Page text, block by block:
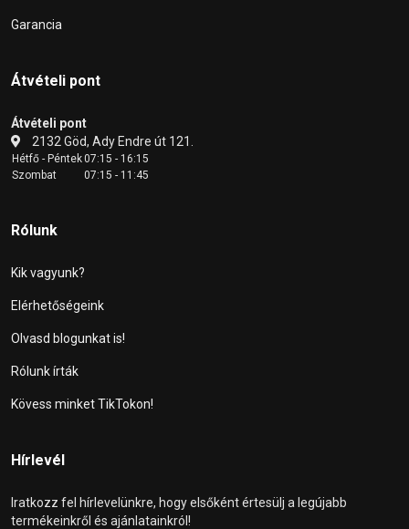
Garancia
Átvételi pont
Átvételi pont
2132 Göd, Ady Endre út 121.
Hétfő - Péntek07:15 - 16:15
Szombat
07:15 - 11:45
Rólunk
Kik vagyunk?
Elérhetőségeink
Olvasd blogunkat is!
Rólunk írták
Kövess minket TikTokon!
Hírlevél
Iratkozz fel hírlevelünkre, hogy elsőként értesülj a legújabb
termékeinkről és ajánlatainkról!